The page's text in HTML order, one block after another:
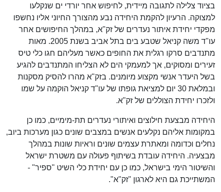
בציוד צלילה לתגובה מיידית, לחיפוש אחר יורדי ים שנקלעו
למצוקה. הרעיון להקמת היחידה נבע מהצורך החיוני אליו נחשפו
מפקדי יחידת איתור נעדרים של זק"א, במהלך החיפושים אחר
עו"ד משה קניאל שטבע בים בתל אביב בשנת 2005. מאות
מתנדבים סרקו רגלית את החופים כאשר מעליהם חגו כלי טיס
זעירים ומסוקים, אך למעמקי הים לא הצליחו המתנדבים להגיע
בשל היעדר אנשי מקצוע מיומנים. בזק"א מהרו להסיק מסקנות
ובמלאת 30 יום למציאת גופתו של עו"ד קניאל הוקמה על שמו
ולזכרו יחידת הצוללים של זק"א.
היחידה מבצעת חילוצים ואיתורי נעדרים תת-מימיים, כמו כן
במקומות אליהם נקלעים אנשים במצבים שונים כגון מערכות ביוב,
נחלים וכדומה ומאתרת עצמים שונים וראיות שונות במהלך
מבצעיה. היחידה עובדת בשיתוף פעולה עם משטרת ישראל
והשיטור הימי בישראל, כמו כן עם יחידת כלי השיט "ספיר" -
המשתייכת גם היא לארגון "זק"א".